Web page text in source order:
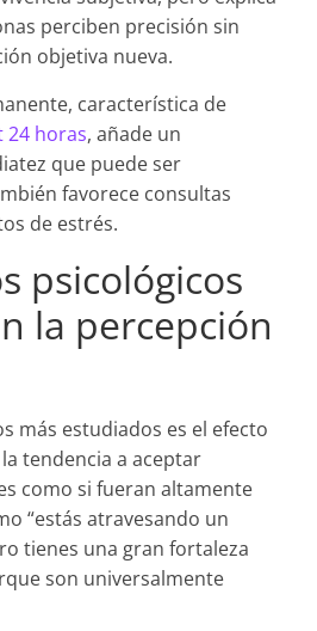
perciben precisión sin
objetiva nueva.
característica de
24 horas, añade un
que puede ser
favorece consultas
de estrés.
psicológicos
la percepción
más estudiados es el efecto
tendencia a aceptar
como si fueran altamente
“estás atravesando un
tienes una gran fortaleza
son universalmente